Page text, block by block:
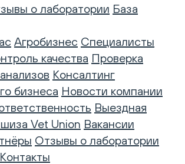
о лаборатории База
Агробизнес Специалисты
качества Проверка
Консалтинг
бизнеса Новости компании
Выездная
Vet Union Вакансии
Отзывы о лаборатории
Контакты